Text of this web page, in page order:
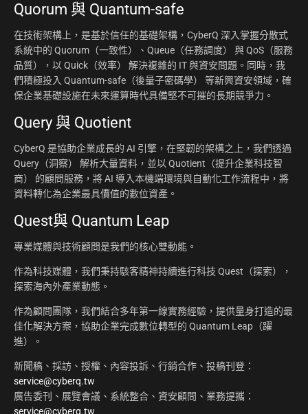
Quorum 與 Quantum-safe
在技術架構上，是基於信任的基礎架構，CyberQ 深入掌握分散式
系統中的 Quorum（一致性）、Queue（任務調度） 與 QoS（服務
品質），以 Quick（效率） 解決複雜的 IT 與資安問題。同時，我
們積極投入 Quantum-safe（後量子密碼學） 等新興資安領域，確
保企業基礎設施在未來運算時代具備堅不可摧的長期競爭力。
Query 與 Quotient
CyberQ 是協助企業成長的 AI 引擎，在堅韌的架構之上，我們透過
Query（洞察） 解析大量資料，並以 Quotient（提升企業科技智
商） 的顧問服務，將 AI 導入本機端環境與自動化工作流程中，將
資料轉化為企業最具價值的數位資產。
Quest與 Quantum Leap
專業媒體與技術顧問是我們的核心雙動能。
作為科技媒體，我們秉持駭客精神持續進行科技 Quest（探索），
探索海內外產業動態。
作為顧問團隊，我們結合多年第一線實務經驗，提供量身打造的最
佳化解決方案，協助企業完成數位轉型的 Quantum Leap（躍
進）。
新聞稿、採訪、授權、內容投訴、行銷合作、投稿刊登：
service@cyberq.tw
廣告委刊、展覽會議、系統整合、資安顧問、業務提攜：
service@cyberq.tw